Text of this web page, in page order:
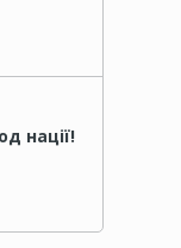
нації!